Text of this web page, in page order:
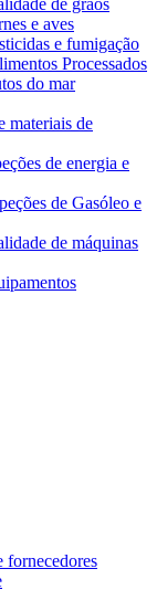
de grãos
e aves
e fumigação
Processados
do mar
materiais de
de energia e
de Gasóleo e
de máquinas
fornecedores